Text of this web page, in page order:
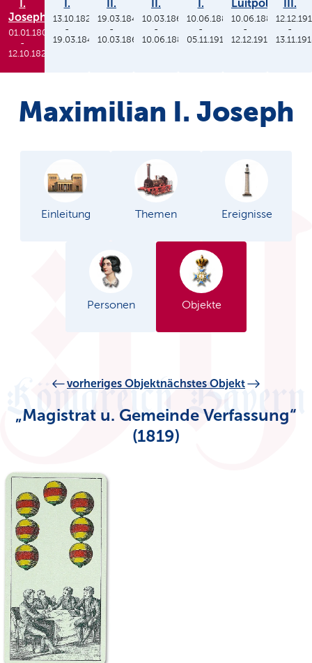
I.
Joseph
01.01.1806
-
12.10.1825
I.
13.10.1825
-
19.03.1848
II.
19.03.1848
-
10.03.1864
II.
10.03.1864
-
10.06.1886
I.
10.06.1886
-
05.11.1913
Luitpold
10.06.1886
-
12.12.1912
III.
-
Maximilian I. Joseph
Einleitung Themen Ereignisse
Personen Objekte
vorheriges Objektnächstes Objekt
„Magistrat u. Gemeinde Verfassung“
(1819)